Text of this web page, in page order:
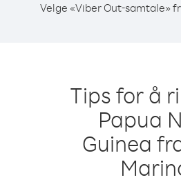
Velge «Viber Out-samtale»
Tips for å
Papua
Guinea